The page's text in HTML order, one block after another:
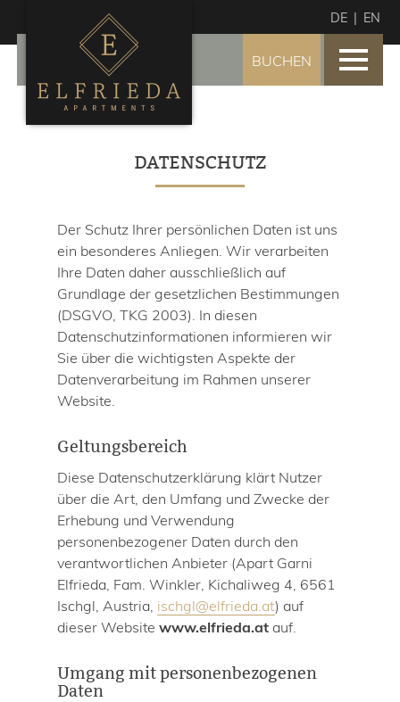
DATENSCHUTZ
Der Schutz Ihrer persönlichen Daten ist uns
ein besonderes Anliegen. Wir verarbeiten
Ihre Daten daher ausschließlich auf
Grundlage der gesetzlichen Bestimmungen
(DSGVO, TKG 2003). In diesen
Datenschutzinformationen informieren wir
Sie über die wichtigsten Aspekte der
Datenverarbeitung im Rahmen unserer
Website.
Geltungsbereich
Diese Datenschutzerklärung klärt Nutzer
über die Art, den Umfang und Zwecke der
Erhebung und Verwendung
personenbezogener Daten durch den
verantwortlichen Anbieter (Apart Garni
Elfrieda, Fam. Winkler, Kichaliweg 4, 6561
Ischgl, Austria, ischgl@elfrieda.at) auf
dieser Website www.elfrieda.at auf.
Umgang mit personenbezogenen
Daten
BUCHEN
DE | EN
HOME
Zimmer
Frühstück
IHRE GASTGEBER
PREISE
Preise
Angebote
AGB
INFOS
Winter in Ischgl
Sommer in Ischgl
ANFRAGE
BUCHEN
IMPRESSUM
DATENSCHUTZ